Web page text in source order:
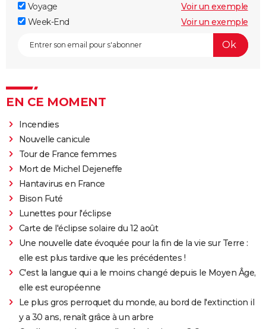
Voyage
Voir un exemple
Week-End
Voir un exemple
EN CE MOMENT
Incendies
Nouvelle canicule
Tour de France femmes
Mort de Michel Dejeneffe
Hantavirus en France
Bison Futé
Lunettes pour l'éclipse
Carte de l'éclipse solaire du 12 août
Une nouvelle date évoquée pour la fin de la vie sur Terre :
elle est plus tardive que les précédentes !
C'est la langue qui a le moins changé depuis le Moyen Âge,
elle est européenne
Le plus gros perroquet du monde, au bord de l'extinction il
y a 30 ans, renaît grâce à un arbre